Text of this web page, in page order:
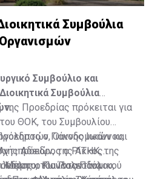
Συμβούλια
Συμβούλιο και
Συμβούλια
Προεδρίας πρόκειται για
ΘΟΚ, του Συμβουλίου
Οικοδομικών και
Αδειών, της ΑΤΗΚ, της
του Πολεοδομικού
ο Γιάννης Ιωάννου,
ο Ρίκκος
Μέλη οι Κωνσταντίνα
ο Παύλος Παύλου,